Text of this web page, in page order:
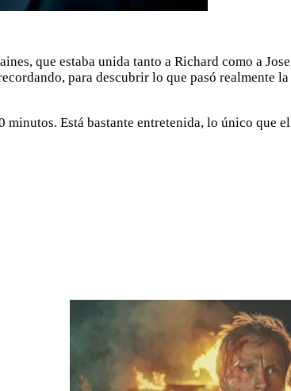
que estaba unida tanto a Richard como a
para descubrir lo que pasó realmente
Está bastante entretenida, lo único que